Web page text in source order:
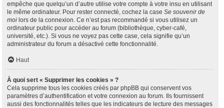
empêche que quelqu’un d’autre utilise votre compte à votre insu en utilisant
le même ordinateur. Pour rester connecté, cochez la case Se souvenir de
moi lors de la connexion. Ce n’est pas recommandé si vous utilisez un
ordinateur public pour accéder au forum (bibliothèque, cyber-café,
université, etc.). Si vous ne voyez pas cette case, cela signifie qu’un
administrateur du forum a désactivé cette fonctionnalité.
Haut
À quoi sert « Supprimer les cookies » ?
Cela supprime tous les cookies créés par phpBB qui conservent vos
paramètres d’authentification et votre connexion au forum. Ils fournissent
aussi des fonctionnalités telles que les indicateurs de lecture des messages